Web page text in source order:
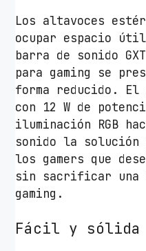
Los altavoces
ocupar espacio
barra de sonido
para gaming se
forma reducido.
con 12 W de
iluminación RGB
sonido la solución
los gamers que
sin sacrificar una
gaming.
Fácil y sólida